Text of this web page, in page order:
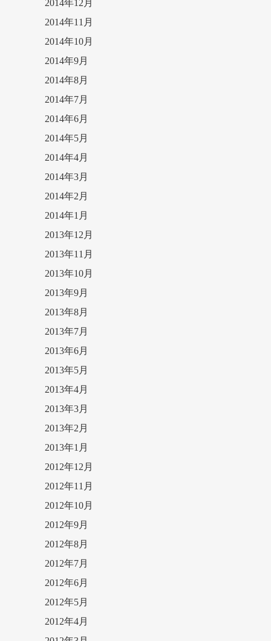
2014年12月
2014年11月
2014年10月
2014年9月
2014年8月
2014年7月
2014年6月
2014年5月
2014年4月
2014年3月
2014年2月
2014年1月
2013年12月
2013年11月
2013年10月
2013年9月
2013年8月
2013年7月
2013年6月
2013年5月
2013年4月
2013年3月
2013年2月
2013年1月
2012年12月
2012年11月
2012年10月
2012年9月
2012年8月
2012年7月
2012年6月
2012年5月
2012年4月